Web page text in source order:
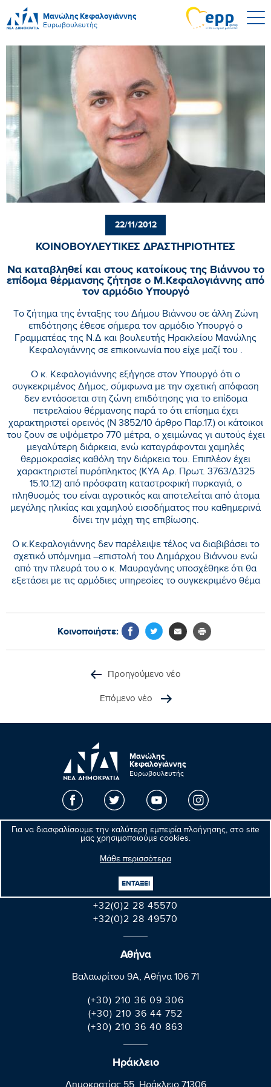
Μανώλης Κεφαλογιάννης
Ευρωβουλευτής
Για να διασφαλίσουμε την καλύτερη εμπειρία πλοήγησης, στο site
μας χρησιμοποιούμε cookies.
Μάθε περισσότερα
ΕΝΤΑΞΕΙ
22/11/2012
ΚΟΙΝΟΒΟΥΛΕΥΤΙΚΕΣ ΔΡΑΣΤΗΡΙΟΤΗΤΕΣ
Να καταβληθεί και στους κατοίκους της Βιάννου το
επίδομα θέρμανσης ζήτησε ο Μ.Κεφαλογιάννης από
τον αρμόδιο Υπουργό
Tο ζήτημα της ένταξης του Δήμου Βιάννου σε άλλη Ζώνη
επιδότησης έθεσε σήμερα τον αρμόδιο Υπουργό ο
Γραμματέας της Ν.Δ και βουλευτής Ηρακλείου Μανώλης
Κεφαλογιάννης σε επικοινωνία που είχε μαζί του .
Ο κ. Κεφαλογιάννης εξήγησε στον Υπουργό ότι ο
συγκεκριμένος Δήμος, σύμφωνα με την σχετική απόφαση
δεν εντάσσεται στη ζώνη επιδότησης για το επίδομα
πετρελαίου θέρμανσης παρά το ότι επίσημα έχει
χαρακτηριστεί ορεινός (Ν 3852/10 άρθρο Παρ.17.) οι κάτοικοι
του ζουν σε υψόμετρο 770 μέτρα, ο χειμώνας γι αυτούς έχει
μεγαλύτερη διάρκεια, ενώ καταγράφονται χαμηλές
θερμοκρασίες καθόλη την διάρκεια του. Επιπλέον έχει
χαρακτηριστεί πυρόπληκτος (ΚΥΑ Αρ. Πρωτ. 3763/Δ325
15.10.12) από πρόσφατη καταστροφική πυρκαγιά, ο
πληθυσμός του είναι αγροτικός και αποτελείται από άτομα
μεγάλης ηλικίας και χαμηλού εισοδήματος που καθημερινά
δίνει την μάχη της επιβίωσης.
Ο κ.Κεφαλογιάννης δεν παρέλειψε τέλος να διαβιβάσει το
σχετικό υπόμνημα –επιστολή του Δημάρχου Βιάννου ενώ
από την πλευρά του ο κ. Μαυραγάνης υποσχέθηκε ότι θα
εξετάσει με τις αρμόδιες υπηρεσίες το συγκεκριμένο θέμα
Κοινοποιήστε:
Προηγούμενο νέο
Επόμενο νέο
Μανώλης
Κεφαλογιάννης
Ευρωβουλευτής
Βρυξέλλες
Parlement européen Bât. Altiero Spinelli
B-1047 Bruxelles/Brussel
+32(0)2 28 45570
+32(0)2 28 49570
Αθήνα
Βαλαωρίτου 9A, Aθήνα 106 71
(+30) 210 36 09 306
(+30) 210 36 44 752
(+30) 210 36 40 863
Ηράκλειο